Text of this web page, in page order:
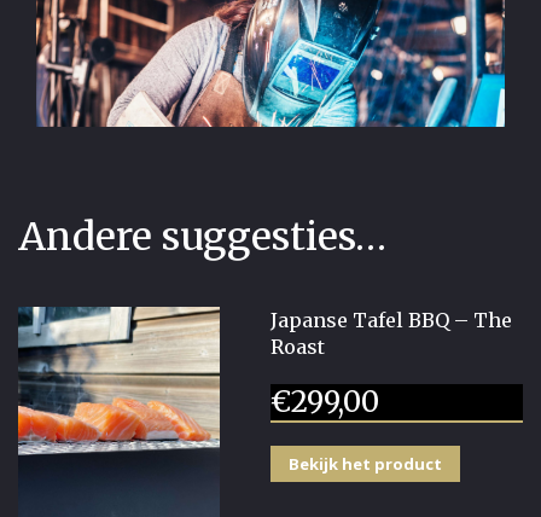
Andere suggesties…
Japanse Tafel BBQ – The
Roast
€299,00
Bekijk het product